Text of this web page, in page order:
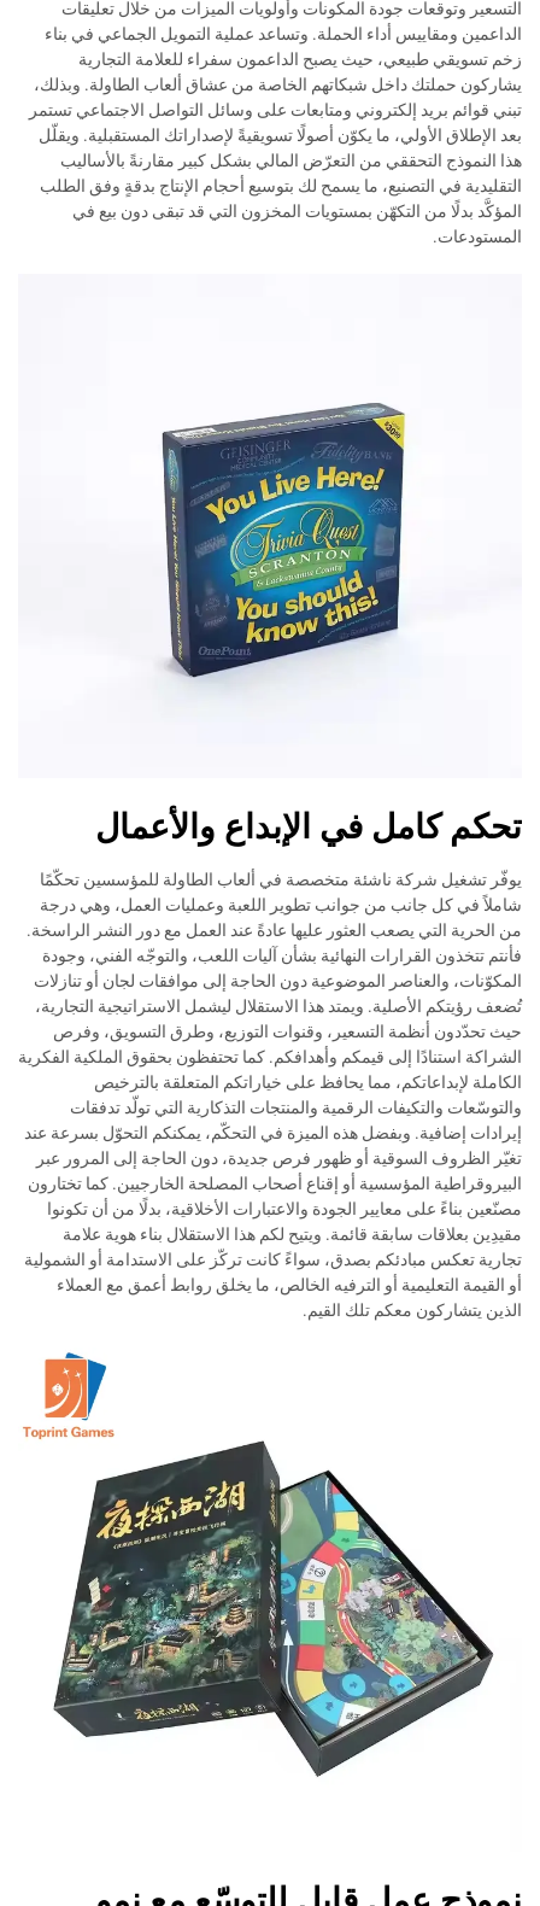
التسعير وتوقعات جودة المكونات وأولويات الميزات من خلال تعليقات
الداعمين ومقاييس أداء الحملة. وتساعد عملية التمويل الجماعي في بناء
زخم تسويقي طبيعي، حيث يصبح الداعمون سفراء للعلامة التجارية
يشاركون حملتك داخل شبكاتهم الخاصة من عشاق ألعاب الطاولة. وبذلك،
تبني قوائم بريد إلكتروني ومتابعات على وسائل التواصل الاجتماعي تستمر
بعد الإطلاق الأولي، ما يكوّن أصولًا تسويقيةً لإصداراتك المستقبلية. ويقلّل
هذا النموذج التحققي من التعرّض المالي بشكل كبير مقارنةً بالأساليب
التقليدية في التصنيع، ما يسمح لك بتوسيع أحجام الإنتاج بدقةٍ وفق الطلب
المؤكَّد بدلًا من التكهّن بمستويات المخزون التي قد تبقى دون بيع في
المستودعات.
تحكم كامل في الإبداع والأعمال
يوفّر تشغيل شركة ناشئة متخصصة في ألعاب الطاولة للمؤسسين تحكّمًا
شاملاً في كل جانب من جوانب تطوير اللعبة وعمليات العمل، وهي درجة
من الحرية التي يصعب العثور عليها عادةً عند العمل مع دور النشر الراسخة.
فأنتم تتخذون القرارات النهائية بشأن آليات اللعب، والتوجّه الفني، وجودة
المكوّنات، والعناصر الموضوعية دون الحاجة إلى موافقات لجان أو تنازلات
تُضعف رؤيتكم الأصلية. ويمتد هذا الاستقلال ليشمل الاستراتيجية التجارية،
حيث تحدّدون أنظمة التسعير، وقنوات التوزيع، وطرق التسويق، وفرص
الشراكة استنادًا إلى قيمكم وأهدافكم. كما تحتفظون بحقوق الملكية الفكرية
الكاملة لإبداعاتكم، مما يحافظ على خياراتكم المتعلقة بالترخيص
والتوسّعات والتكيفات الرقمية والمنتجات التذكارية التي تولّد تدفقات
إيرادات إضافية. وبفضل هذه الميزة في التحكّم، يمكنكم التحوّل بسرعة عند
تغيّر الظروف السوقية أو ظهور فرص جديدة، دون الحاجة إلى المرور عبر
البيروقراطية المؤسسية أو إقناع أصحاب المصلحة الخارجيين. كما تختارون
مصنّعين بناءً على معايير الجودة والاعتبارات الأخلاقية، بدلًا من أن تكونوا
مقيدِين بعلاقات سابقة قائمة. ويتيح لكم هذا الاستقلال بناء هوية علامة
تجارية تعكس مبادئكم بصدق، سواءً كانت تركّز على الاستدامة أو الشمولية
أو القيمة التعليمية أو الترفيه الخالص، ما يخلق روابط أعمق مع العملاء
الذين يتشاركون معكم تلك القيم.